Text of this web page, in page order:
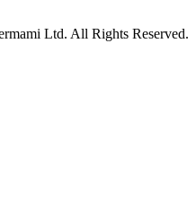
Ltd. All Rights Reserved.